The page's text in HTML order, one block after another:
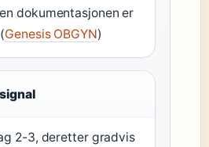
dokumentasjonen er
Genesis OBGYN)
2-3, deretter gradvis